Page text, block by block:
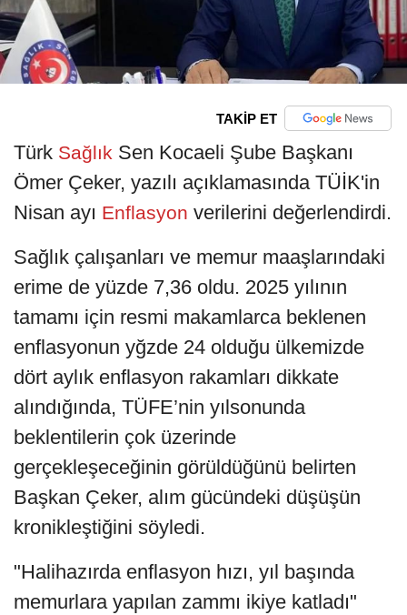
TAKİP ET
Türk Sağlık Sen Kocaeli Şube Başkanı
Ömer Çeker, yazılı açıklamasında TÜİK'in
Nisan ayı Enflasyon verilerini değerlendirdi.
Sağlık çalışanları ve memur maaşlarındaki
erime de yüzde 7,36 oldu. 2025 yılının
tamamı için resmi makamlarca beklenen
enflasyonun yğzde 24 olduğu ülkemizde
dört aylık enflasyon rakamları dikkate
alındığında, TÜFE’nin yılsonunda
beklentilerin çok üzerinde
gerçekleşeceğinin görüldüğünü belirten
Başkan Çeker, alım gücündeki düşüşün
kronikleştiğini söyledi.
"Halihazırda enflasyon hızı, yıl başında
memurlara yapılan zammı ikiye katladı"